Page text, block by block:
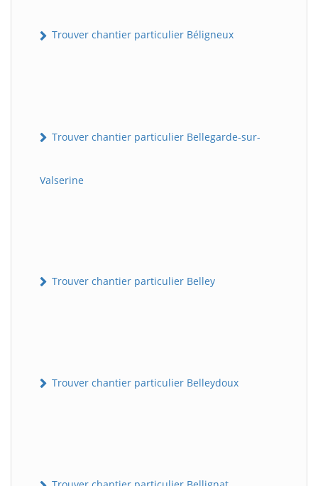
Trouver chantier particulier Béligneux
Trouver chantier particulier Bellegarde-sur-
Valserine
Trouver chantier particulier Belley
Trouver chantier particulier Belleydoux